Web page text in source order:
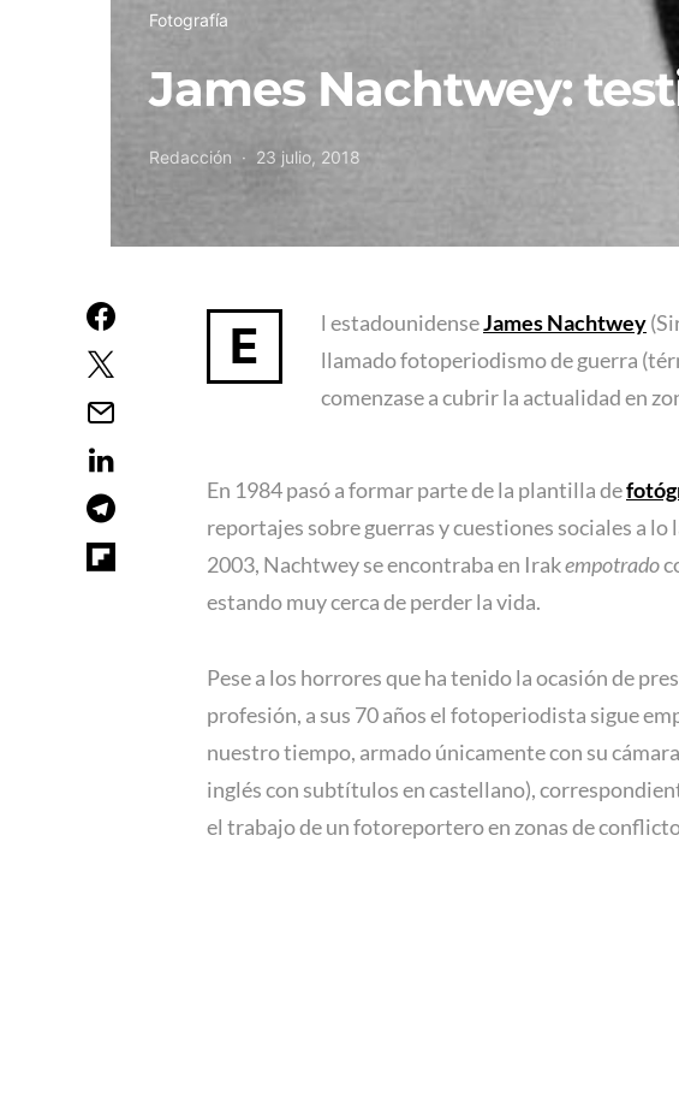
Fotografía
James Nachtwey:
Redacción 23 julio, 2018
E l estadounidenseJames Nachtwey
llamado fotoperiodismo de guerra
comenzase a cubrir la actualidad en
En 1984 pasó a formar parte de la plantilla de
reportajes sobre guerras y cuestiones sociales a
2003, Nachtwey se encontraba en Irakempotrado
estando muy cerca de perder la vida.
Pese a los horrores que ha tenido la ocasión de
profesión, a sus 70 años el fotoperiodista sigue
nuestro tiempo, armado únicamente con su
inglés con subtítulos en castellano),
el trabajo de un fotoreportero en zonas de